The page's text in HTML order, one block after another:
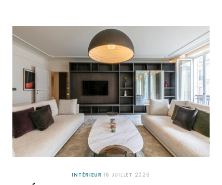
INTÉRIEUR 16 JUILLET 2025